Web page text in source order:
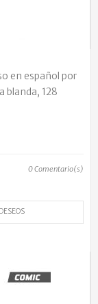
en español por
blanda, 128
0Comentario(s)